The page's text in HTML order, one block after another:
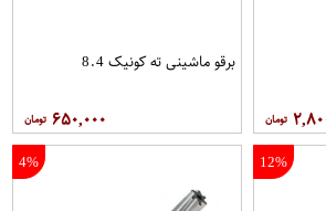
برقو ماشینی ته کونیک 8.4
۶۵۰,۰۰۰
12%
4%